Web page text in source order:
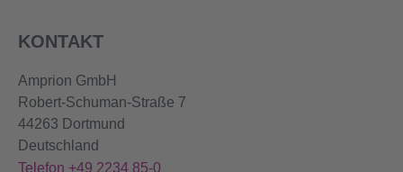
KONTAKT
Amprion GmbH
Robert-Schuman-Straße 7
44263 Dortmund
Deutschland
Telefon +49 2234 85-0